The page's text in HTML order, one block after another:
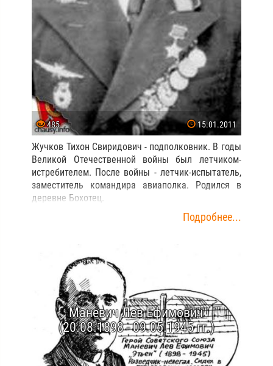
485 15.01.2011
Жучков Тихон Свиридович - подполковник. В годы
Великой Отечественной войны был летчиком-
истребителем. После войны - летчик-испытатель,
заместитель командира авиаполка. Родился в
деревне Бохотец.
Подробнее...
Маневич Лев Ефимович
(20.08.1898 - 09.05.1945 гг.)